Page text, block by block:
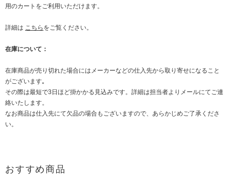
用のカートをご利用いただけます。
詳細は こちら をご覧ください。
在庫について：
在庫商品が売り切れた場合にはメーカーなどの仕入先から取り寄せになること
がございます｡
その際は最短で3日ほど掛かかる見込みです。詳細は担当者よりメールにてご連
絡いたします。
なお商品は仕入先にて欠品の場合もございますので、あらかじめご了承くださ
い。
おすすめ商品